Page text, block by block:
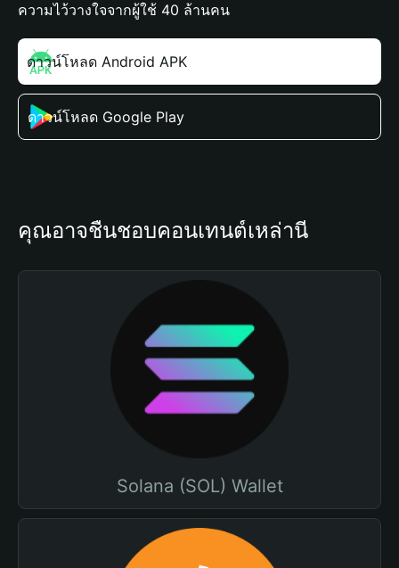
ความไว้วางใจจากผู้ใช้ 40 ล้านคน
ดาวน์โหลด Android APK
ดาวน์โหลด Google Play
คุณอาจชื่นชอบคอนเทนต์เหล่านี้
Solana (SOL) Wallet